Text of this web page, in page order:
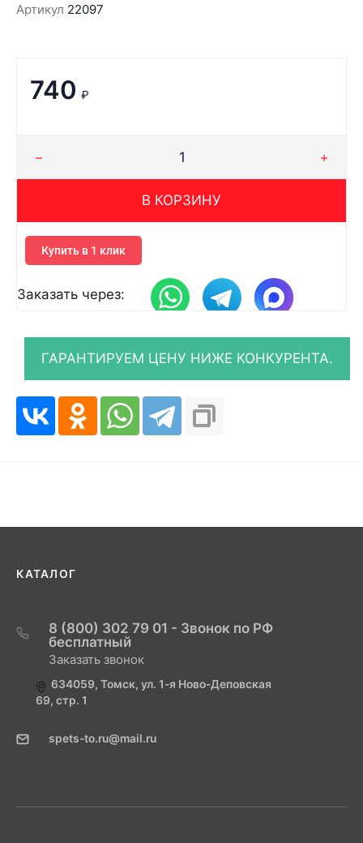
Артикул 22097
740 ₽
В КОРЗИНУ
Купить в 1 клик
Заказать через:
КАТАЛОГ
8 (800) 302 79 01 - Звонок по РФ
бесплатный
Заказать звонок
634059, Томск, ул. 1-я Ново-Деповская
69, стр. 1
spets-to.ru@mail.ru